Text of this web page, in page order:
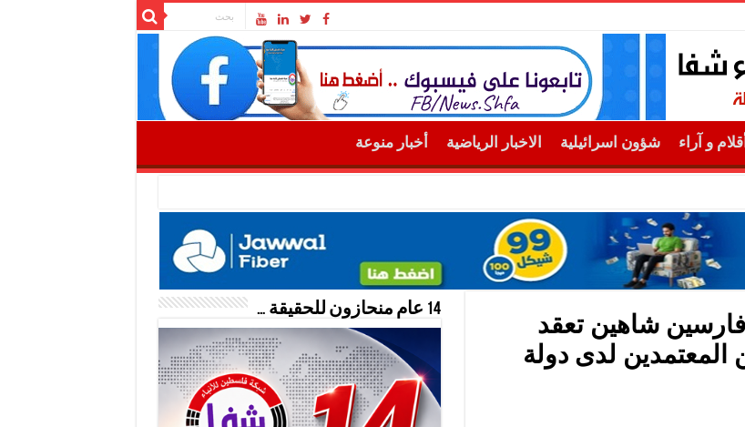
أقلام و آراء شؤون اسرائيلية الاخبار الرياضية أخبار منوعة
فارسين شاهين تعقد
المعتمدين لدى دولة
14 عام منحازون للحقيقة …